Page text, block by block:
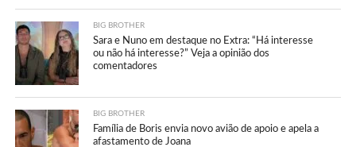
BIG BROTHER
Sara e Nuno em destaque no Extra: “Há interesse
ou não há interesse?” Veja a opinião dos
comentadores
BIG BROTHER
Família de Boris envia novo avião de apoio e apela a
afastamento de Joana